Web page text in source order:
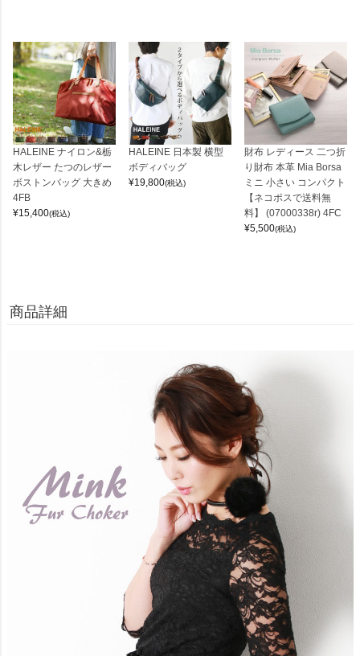
HALEINE ナイロン&栃
木レザー たつのレザー
ボストンバッグ 大きめ
4FB
¥15,400(税込)
HALEINE 日本製 横型
ボディバッグ
¥19,800(税込)
財布 レディース 二つ折
り財布 本革 Mia Borsa
ミニ 小さい コンパクト
【ネコポスで送料無
料】 (07000338r) 4FC
¥5,500(税込)
商品詳細